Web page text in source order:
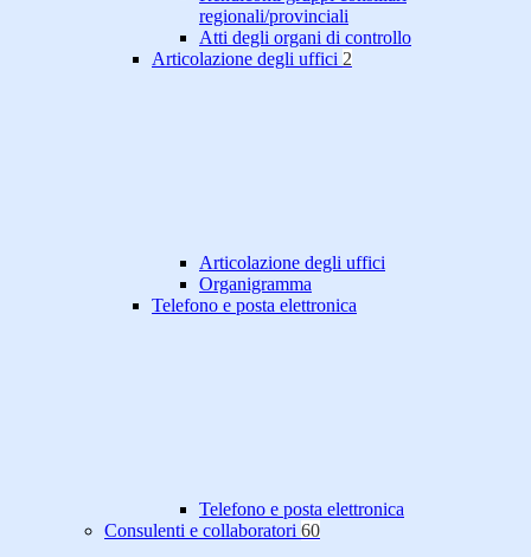
regionali/provinciali
Atti degli organi di controllo
Articolazione degli uffici 2
Articolazione degli uffici
Organigramma
Telefono e posta elettronica
Telefono e posta elettronica
Consulenti e collaboratori 60